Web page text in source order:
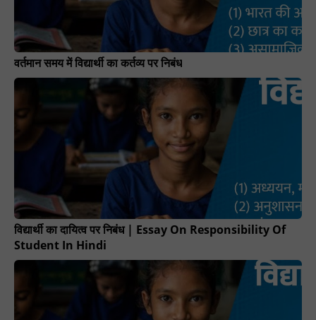
वर्तमान समय में विद्यार्थी का कर्तव्य पर निबंध
विद्यार्थी का दायित्व पर निबंध | Essay On Responsibility Of
Student In Hindi